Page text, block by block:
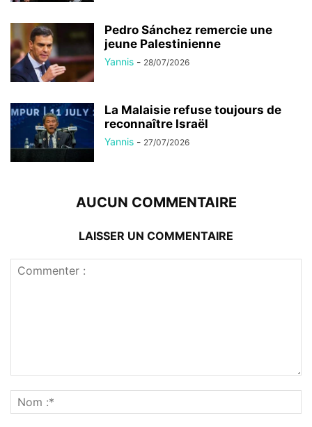
Pedro Sánchez remercie une
jeune Palestinienne
Yannis - 28/07/2026
La Malaisie refuse toujours de
reconnaître Israël
Yannis - 27/07/2026
AUCUN COMMENTAIRE
LAISSER UN COMMENTAIRE